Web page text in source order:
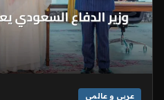
عربي و عالمي